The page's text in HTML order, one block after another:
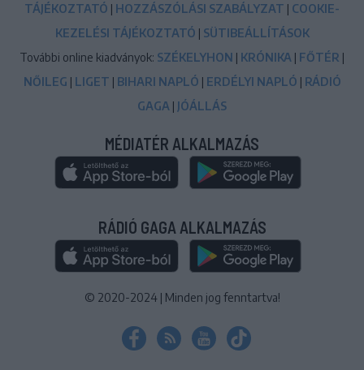
TÁJÉKOZTATÓ | HOZZÁSZÓLÁSI SZABÁLYZAT | COOKIE-
KEZELÉSI TÁJÉKOZTATÓ | SÜTIBEÁLLÍTÁSOK
További online kiadványok: SZÉKELYHON | KRÓNIKA | FŐTÉR |
NŐILEG | LIGET | BIHARI NAPLÓ | ERDÉLYI NAPLÓ | RÁDIÓ
GAGA | JÓÁLLÁS
MÉDIATÉR ALKALMAZÁS
RÁDIÓ GAGA ALKALMAZÁS
© 2020-2024 | Minden jog fenntartva!